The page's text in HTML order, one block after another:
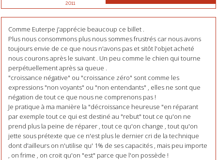
2011
Comme Euterpe j'apprécie beaucoup ce billet .
Plus nous consommons plus nous sommes frustrés car nous avons
toujours envie de ce que nous n'avons pas et sitôt l'objet acheté
nous courons après le suivant . Un peu comme le chien qui tourne
perpétuellement après sa queue .
"croissance négative" ou "croissance zéro" sont comme les
expressions "non voyants" ou "non entendants" , elles ne sont que
négation de tout ce que nous ne comprenons pas !
Je pratique à ma manière la "décroissance heureuse "en réparant
par exemple tout ce qui est destiné au "rebut" tout ce qu'on ne
prend plus la peine de réparer , tout ce qu'on change , tout qu'on
jette sous prétexte que ce n'est plus le dernier cri de la technique
dont d'ailleurs on n'utilise qu' 1% de ses capacités , mais peu importe
, on frime , on croit qu'on "est" parce que l'on possède !